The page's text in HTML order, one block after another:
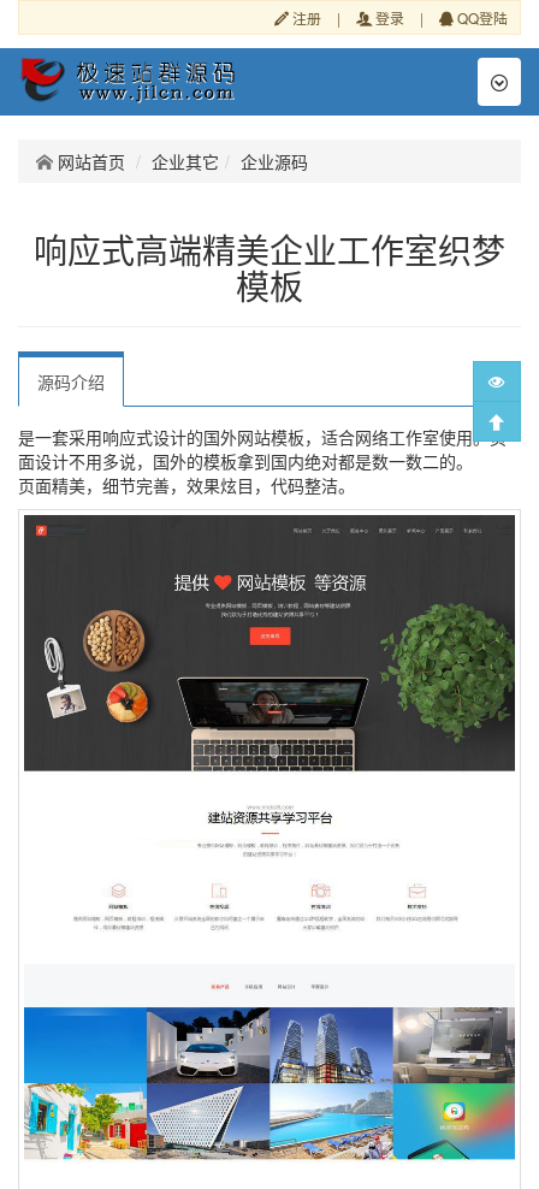
注册 | 登录 | QQ登陆
网站首页 企业其它 企业源码
响应式高端精美企业工作室织梦
模板
源码介绍
是一套采用响应式设计的国外网站模板，适合网络工作室使用。页
面设计不用多说，国外的模板拿到国内绝对都是数一数二的。
页面精美，细节完善，效果炫目，代码整洁。